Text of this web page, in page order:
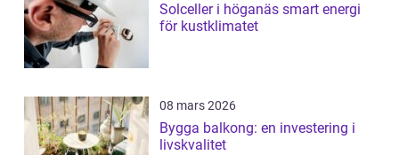
Solceller i höganäs smart energi
för kustklimatet
08 mars 2026
Bygga balkong: en investering i
livskvalitet